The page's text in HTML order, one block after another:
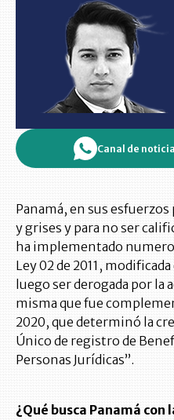
Canal de
Panamá, en sus
y grises y para no ser
ha implementado
Ley 02 de 2011,
luego ser derogada por la
misma que fue
2020, que determinó la
Único de registro de
Personas Jurídicas”.
¿Qué busca Panamá